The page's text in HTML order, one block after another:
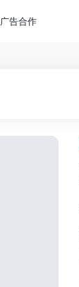
广告合作